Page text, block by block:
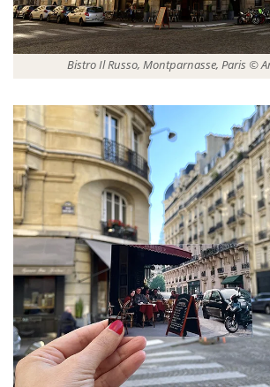
Bistro Il Russo, Montparnasse, Paris ©